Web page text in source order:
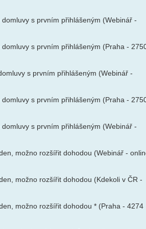
s prvním přihlášeným (Webinář -
domluvy s prvním přihlášeným (Praha -
s prvním přihlášeným (Webinář -
domluvy s prvním přihlášeným (Praha -
s prvním přihlášeným (Webinář -
možno rozšířit dohodou (Webinář -
možno rozšířit dohodou (Kdekoli v ČR -
možno rozšířit dohodou * (Praha - 4274